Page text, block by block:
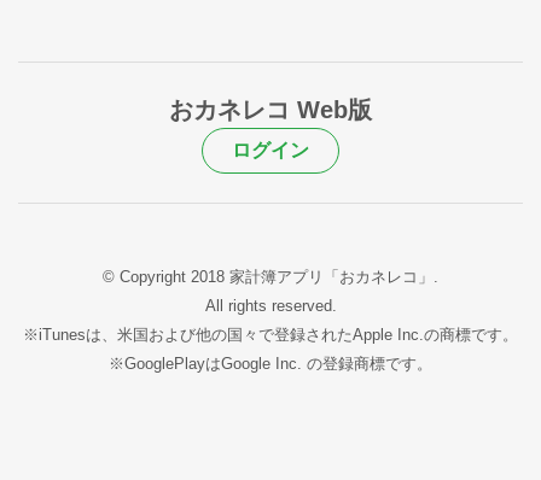
おカネレコ Web版
ログイン
© Copyright 2018 家計簿アプリ「おカネレコ」.
All rights reserved.
※iTunesは、米国および他の国々で登録されたApple Inc.の商標です。
※GooglePlayはGoogle Inc. の登録商標です。